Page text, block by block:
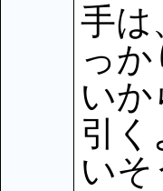
手は
っ
い
引
いそ